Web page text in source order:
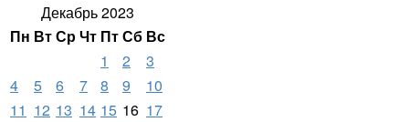
Декабрь 2023
Пн ВтСрЧт ПтСб Вс
1
2
3
4
5 6 7 8 9
10
11 12 13 14 15 16 17